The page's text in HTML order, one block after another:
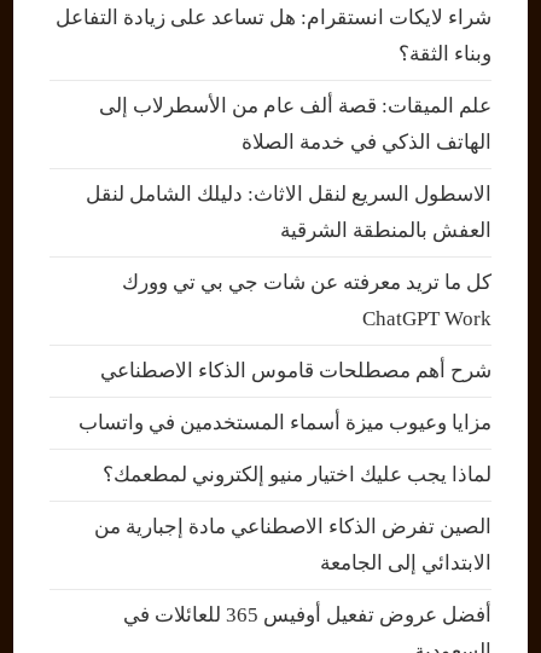
شراء لايكات انستقرام: هل تساعد على زيادة التفاعل
وبناء الثقة؟
علم الميقات: قصة ألف عام من الأسطرلاب إلى
الهاتف الذكي في خدمة الصلاة
الاسطول السريع لنقل الاثاث: دليلك الشامل لنقل
العفش بالمنطقة الشرقية
كل ما تريد معرفته عن شات جي بي تي وورك
ChatGPT Work
شرح أهم مصطلحات قاموس الذكاء الاصطناعي
مزايا وعيوب ميزة أسماء المستخدمين في واتساب
لماذا يجب عليك اختيار منيو إلكتروني لمطعمك؟
الصين تفرض الذكاء الاصطناعي مادة إجبارية من
الابتدائي إلى الجامعة
أفضل عروض تفعيل أوفيس 365 للعائلات في